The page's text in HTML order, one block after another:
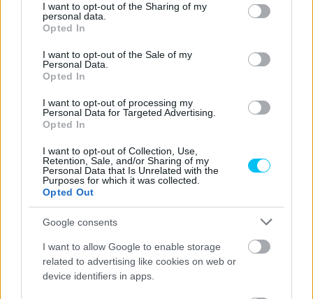
not limited to your visit or usage behaviour. You may click to
grant or deny consent to Google and its third-party tags to
use your data for below specified purposes in below Google
consent section.
I want to opt-out of the Sharing of my
personal data.
Opted In
I want to opt-out of the Sale of my
Personal Data.
Opted In
I want to opt-out of processing my
Personal Data for Targeted Advertising.
Opted In
I want to opt-out of Collection, Use,
Retention, Sale, and/or Sharing of my
Personal Data that Is Unrelated with the
Purposes for which it was collected.
Opted Out
Google consents
I want to allow Google to enable storage
related to advertising like cookies on web or
device identifiers in apps.